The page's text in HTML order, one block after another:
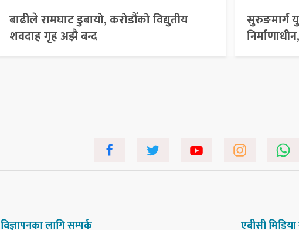
बाढीले रामघाट डुबायो, करोडौँको विद्युतीय
शवदाह गृह अझै बन्द
सुरुङमार्ग
विज्ञापनका लागि सम्पर्क एबीसी मिडिया